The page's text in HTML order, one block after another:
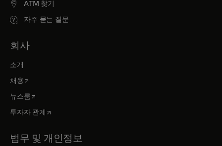
ATM 찾기
자주 묻는 질문
회사
소개
채용새 탭에서 열림
뉴스룸새 탭에서 열림
투자자 관계 새 탭에서 열림
법무 및 개인정보